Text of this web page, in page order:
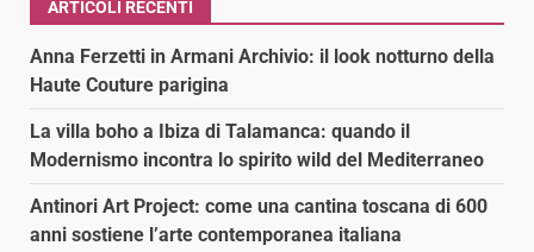
ARTICOLI RECENTI
Anna Ferzetti in Armani Archivio: il look notturno della
Haute Couture parigina
La villa boho a Ibiza di Talamanca: quando il
Modernismo incontra lo spirito wild del Mediterraneo
Antinori Art Project: come una cantina toscana di 600
anni sostiene l’arte contemporanea italiana